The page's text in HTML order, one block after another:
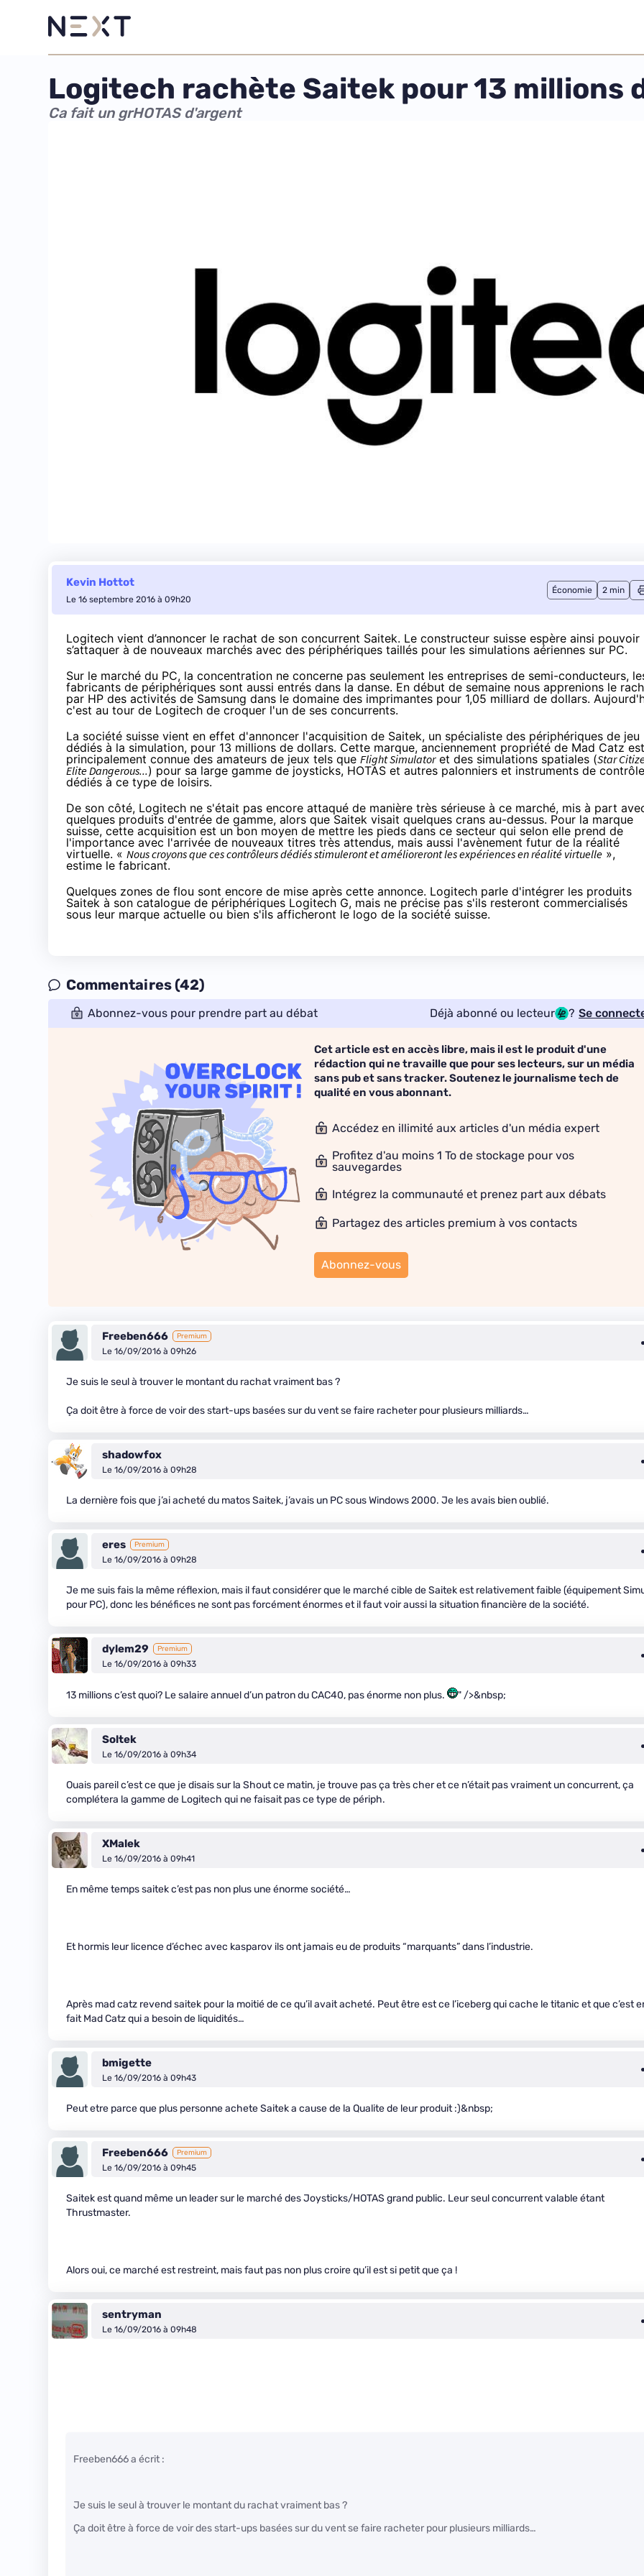
Logitech rachète Saitek pour 13 millions
Ca fait un grHOTAS d'argent
Kevin Hottot
Le 16 septembre 2016 à 09h20
Économie 2 min
Logitech vient d’annoncer le rachat de son concurrent Saitek. Le constructeur suisse espère ainsi pouvoir
s’attaquer à de nouveaux marchés avec des périphériques taillés pour les simulations aériennes sur PC.
Sur le marché du PC, la concentration ne concerne pas seulement les entreprises de semi-conducteurs,
fabricants de périphériques sont aussi entrés dans la danse. En début de semaine nous apprenions le
par HP des activités de Samsung dans le domaine des imprimantes pour 1,05 milliard de dollars.
c'est au tour de Logitech de croquer l'un de ses concurrents.
La société suisse vient en effet d'annoncer l'acquisition de Saitek, un spécialiste des périphériques de jeu
dédiés à la simulation, pour 13 millions de dollars. Cette marque, anciennement propriété de Mad Catz est
principalement connue des amateurs de jeux tels que Flight Simulatoret des simulations spatiales (Star
Elite Dangerous...) pour sa large gamme de joysticks, HOTAS et autres palonniers et instruments de contrôle
dédiés à ce type de loisirs.
De son côté, Logitech ne s'était pas encore attaqué de manière très sérieuse à ce marché, mis à part
quelques produits d'entrée de gamme, alors que Saitek visait quelques crans au-dessus. Pour la marque
suisse, cette acquisition est un bon moyen de mettre les pieds dans ce secteur qui selon elle prend de
l'importance avec l'arrivée de nouveaux titres très attendus, mais aussi l'avènement futur de la réalité
virtuelle. « Nous croyons que ces contrôleurs dédiés stimuleront et amélioreront lesexpériencesen réalité virtuelle »,
estime le fabricant.
Quelques zones de flou sont encore de mise après cette annonce. Logitech parle d'intégrer les produits
Saitek à son catalogue de périphériques Logitech G, mais ne précise pas s'ils resteront commercialisés
sous leur marque actuelle ou bien s'ils afficheront le logo de la société suisse.
Commentaires (42)
Abonnez-vous pour prendre part au débat Déjà abonné ou lecteur ? Se
Cet article est en accès libre, mais il est le produit d'une
rédaction qui ne travaille que pour ses lecteurs, sur un média
sans pub et sans tracker. Soutenez le journalisme tech de
qualité en vous abonnant.
Accédez en illimité aux articles d'un média expert
Profitez d'au moins 1 To de stockage pour vos
sauvegardes
Intégrez la communauté et prenez part aux débats
Partagez des articles premium à vos contacts
Abonnez-vous
Freeben666 Premium
Le 16/09/2016 à 09h26
Je suis le seul à trouver le montant du rachat vraiment bas ?
Ça doit être à force de voir des start-ups basées sur du vent se faire racheter pour plusieurs milliards…
shadowfox
Le 16/09/2016 à 09h28
La dernière fois que j’ai acheté du matos Saitek, j’avais un PC sous Windows 2000. Je les avais bien oublié.
eres Premium
Le 16/09/2016 à 09h28
Je me suis fais la même réflexion, mais il faut considérer que le marché cible de Saitek est relativement faible (équipement
pour PC), donc les bénéfices ne sont pas forcément énormes et il faut voir aussi la situation financière de la société.
dylem29 Premium
Le 16/09/2016 à 09h33
13 millions c’est quoi? Le salaire annuel d’un patron du CAC40, pas énorme non plus. " />&nbsp;
Soltek
Le 16/09/2016 à 09h34
Ouais pareil c’est ce que je disais sur la Shout ce matin, je trouve pas ça très cher et ce n’était pas vraiment un concurrent, ça
complétera la gamme de Logitech qui ne faisait pas ce type de périph.
XMalek
Le 16/09/2016 à 09h41
En même temps saitek c’est pas non plus une énorme société…
Et hormis leur licence d’échec avec kasparov ils ont jamais eu de produits “marquants” dans l’industrie.
Après mad catz revend saitek pour la moitié de ce qu’il avait acheté. Peut être est ce l’iceberg qui cache le titanic et que c’est
fait Mad Catz qui a besoin de liquidités…
bmigette
Le 16/09/2016 à 09h43
Peut etre parce que plus personne achete Saitek a cause de la Qualite de leur produit :)&nbsp;
Freeben666 Premium
Le 16/09/2016 à 09h45
Saitek est quand même un leader sur le marché des Joysticks/HOTAS grand public. Leur seul concurrent valable étant
Thrustmaster.
Alors oui, ce marché est restreint, mais faut pas non plus croire qu’il est si petit que ça !
sentryman
Le 16/09/2016 à 09h48
Freeben666 a écrit :
Je suis le seul à trouver le montant du rachat vraiment bas ?
Ça doit être à force de voir des start-ups basées sur du vent se faire racheter pour plusieurs milliards…